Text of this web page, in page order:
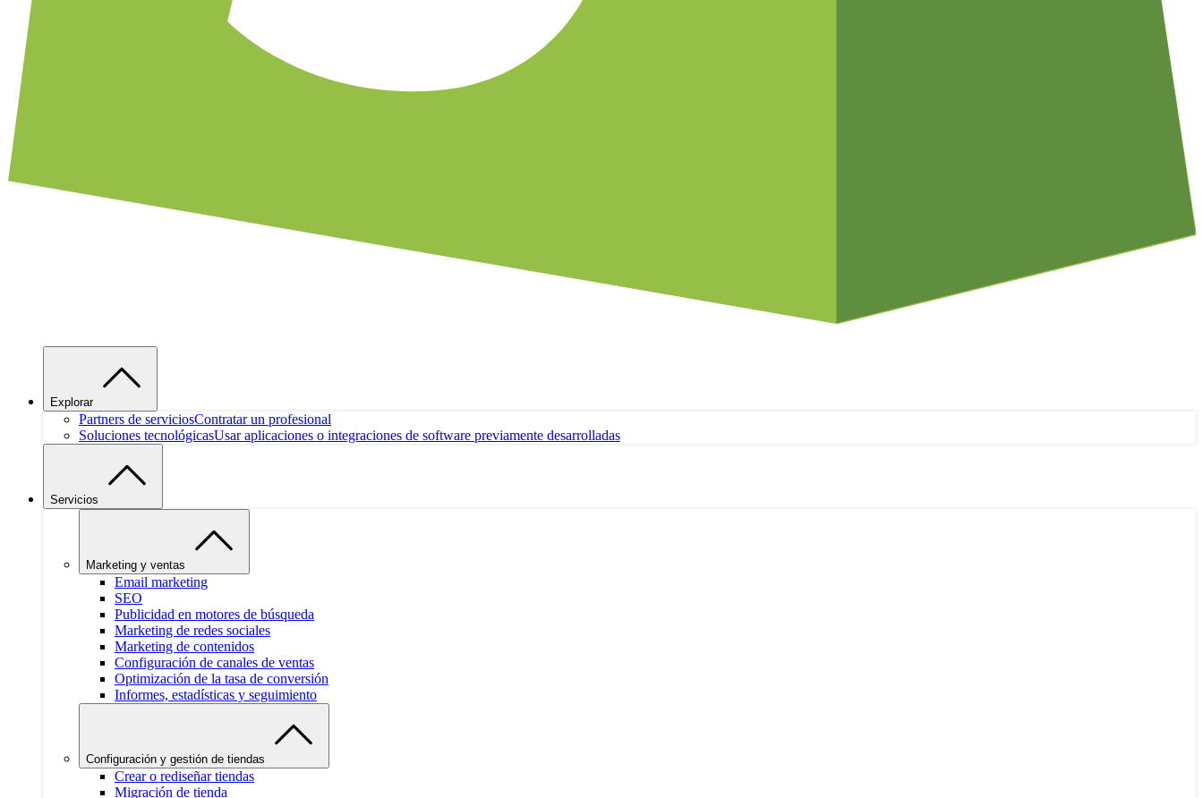
Explorar
Partners de serviciosContratar un profesional
Soluciones tecnológicasUsar aplicaciones o integraciones de software previamente desarrolladas
Servicios
Marketing y ventas
Email marketing
SEO
Publicidad en motores de búsqueda
Marketing de redes sociales
Marketing de contenidos
Configuración de canales de ventas
Optimización de la tasa de conversión
Informes, estadísticas y seguimiento
Configuración y gestión de tiendas
Crear o rediseñar tiendas
Migración de tienda